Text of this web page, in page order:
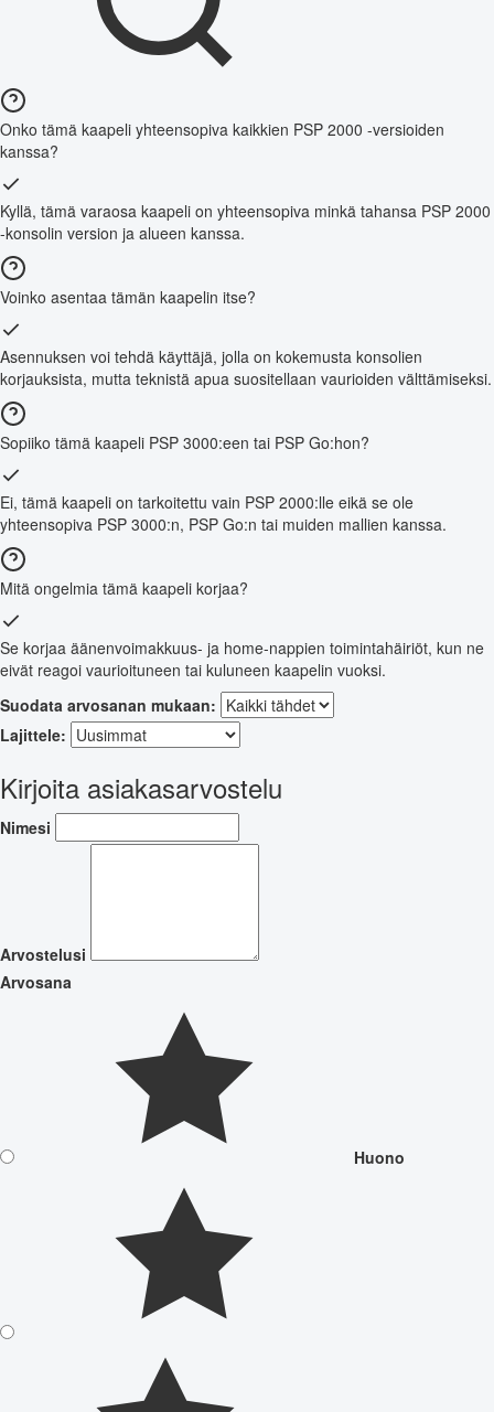
Onko tämä kaapeli yhteensopiva kaikkien PSP 2000 -versioiden
kanssa?
Kyllä, tämä varaosa kaapeli on yhteensopiva minkä tahansa PSP 2000
-konsolin version ja alueen kanssa.
Voinko asentaa tämän kaapelin itse?
Asennuksen voi tehdä käyttäjä, jolla on kokemusta konsolien
korjauksista, mutta teknistä apua suositellaan vaurioiden välttämiseksi.
Sopiiko tämä kaapeli PSP 3000:een tai PSP Go:hon?
Ei, tämä kaapeli on tarkoitettu vain PSP 2000:lle eikä se ole
yhteensopiva PSP 3000:n, PSP Go:n tai muiden mallien kanssa.
Mitä ongelmia tämä kaapeli korjaa?
Se korjaa äänenvoimakkuus- ja home-nappien toimintahäiriöt, kun ne
eivät reagoi vaurioituneen tai kuluneen kaapelin vuoksi.
Suodata arvosanan mukaan:
Lajittele:
Kirjoita asiakasarvostelu
Nimesi
Arvostelusi
Arvosana
Huono